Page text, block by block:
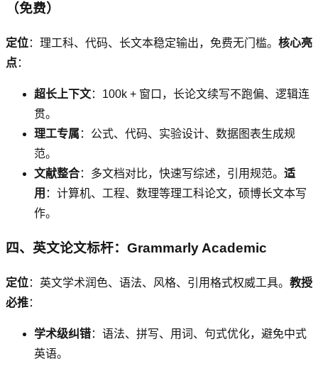
（免费）
定位：理工科、代码、长文本稳定输出，免费无门槛。 核心亮
点：
超长上下文：100k + 窗口，长论文续写不跑偏、逻辑连
贯。
理工专属 ：公式、代码、实验设计、数据图表生成规
范。
文献整合：多文档对比，快速写综述，引用规范。 适
用 ：计算机、工程、数理等理工科论文，硕博长文本写
作。
四、英文论文标杆：Grammarly Academic
定位：英文学术润色、语法、风格、引用格式权威工具。 教授
必推：
学术级纠错：语法、拼写、用词、句式优化，避免中式
英语。